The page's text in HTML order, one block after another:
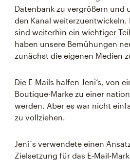
Datenbank zu vergrößern und
den Kanal weiterzuentwickeln.
sind weiterhin ein wichtiger
haben unsere Bemühungen
zunächst die eigenen Medien
Die E-Mails halfen Jeni’s, von
Boutique-Marke zu einer
werden. Aber es war nicht
zu vollziehen.
Jeni´s verwendete einen
Zielsetzung für das E-Mail-